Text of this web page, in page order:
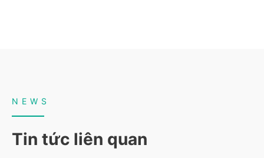
NEWS
Tin tức liên quan